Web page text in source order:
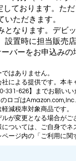
しております。た
ただきます。
となります。デビ
設置時に担当販売
バーをお申込み
はありません。
による提供です。本
331-626】までお願いい
ロゴは
減税率対象商品です。
が変更となる場合がご
ついては、ご自身で
ージ内の「ご利用に関